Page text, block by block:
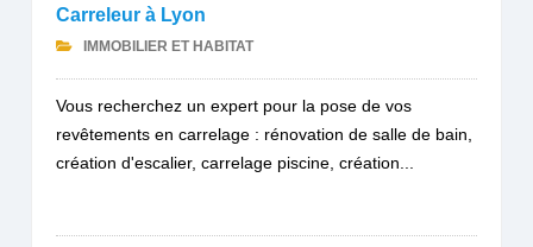
Carreleur à Lyon
IMMOBILIER ET HABITAT
Vous recherchez un expert pour la pose de vos
revêtements en carrelage : rénovation de salle de bain,
création d'escalier, carrelage piscine, création...